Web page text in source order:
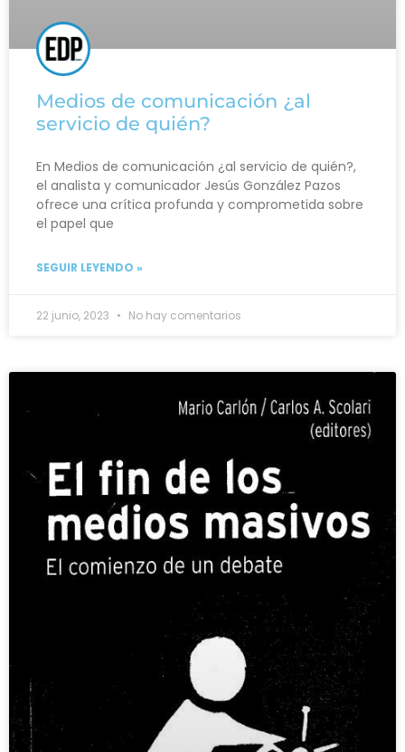
Medios de comunicación ¿al
servicio de quién?
En Medios de comunicación ¿al servicio de quién?,
el analista y comunicador Jesús González Pazos
ofrece una crítica profunda y comprometida sobre
el papel que
SEGUIR LEYENDO »
22 junio, 2023 No hay comentarios